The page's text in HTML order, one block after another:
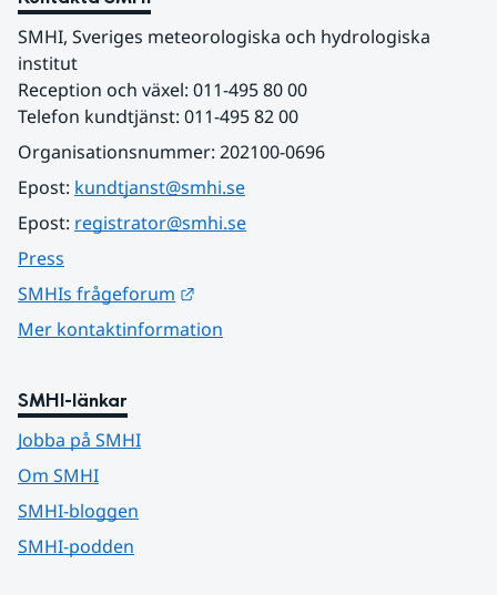
SMHI, Sveriges meteorologiska och hydrologiska
institut
Reception och växel: 011-495 80 00
Telefon kundtjänst: 011-495 82 00
Organisationsnummer: 202100-0696
Epost: kundtjanst@smhi.se
Epost: registrator@smhi.se
Press
SMHIs frågeforum
Mer kontaktinformation
SMHI-länkar
Jobba på SMHI
Om SMHI
SMHI-bloggen
SMHI-podden